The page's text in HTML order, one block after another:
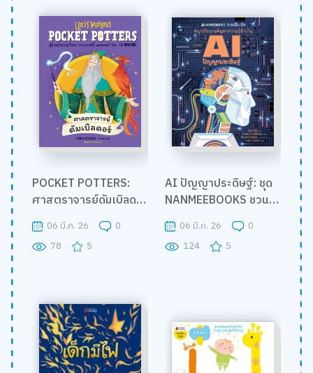
POCKET POTTERS:
ศาสตราจารย์ดัมเบิลด
อร์ (ปกแข็ง) (NEW)
06 มี.ค. 26
0
78
5
AI ปัญญาประดิษฐ์: ชุด
NANMEEBOOKS ชวน
เปิด-ปิด สนุกกับการ
ค้นหาความรู้ข้างใน (ปก
แข็ง) (NEW)
06 มี.ค. 26
0
124
5